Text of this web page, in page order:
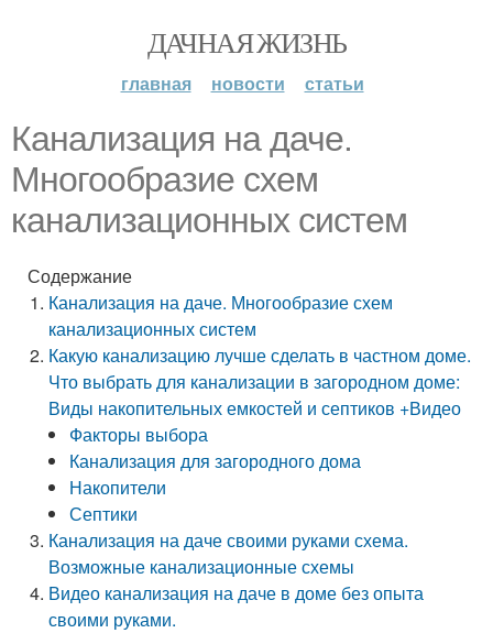
ДАЧНАЯ ЖИЗНЬ
главная новости статьи
Канализация на даче.
Многообразие схем
канализационных систем
Содержание
Канализация на даче. Многообразие схем
канализационных систем
Какую канализацию лучше сделать в частном доме.
Что выбрать для канализации в загородном доме:
Виды накопительных емкостей и септиков +Видео
Факторы выбора
Канализация для загородного дома
Накопители
Септики
Канализация на даче своими руками схема.
Возможные канализационные схемы
Видео канализация на даче в доме без опыта
своими руками.